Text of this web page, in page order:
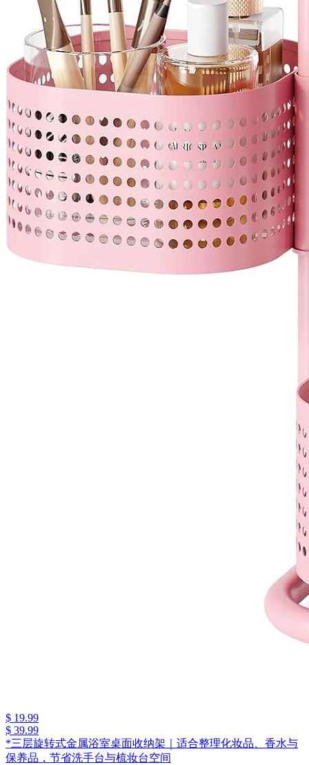
$ 19.99
$ 39.99
*三层旋转式金属浴室桌面收纳架｜适合整理化妆品、香水与
保养品，节省洗手台与梳妆台空间